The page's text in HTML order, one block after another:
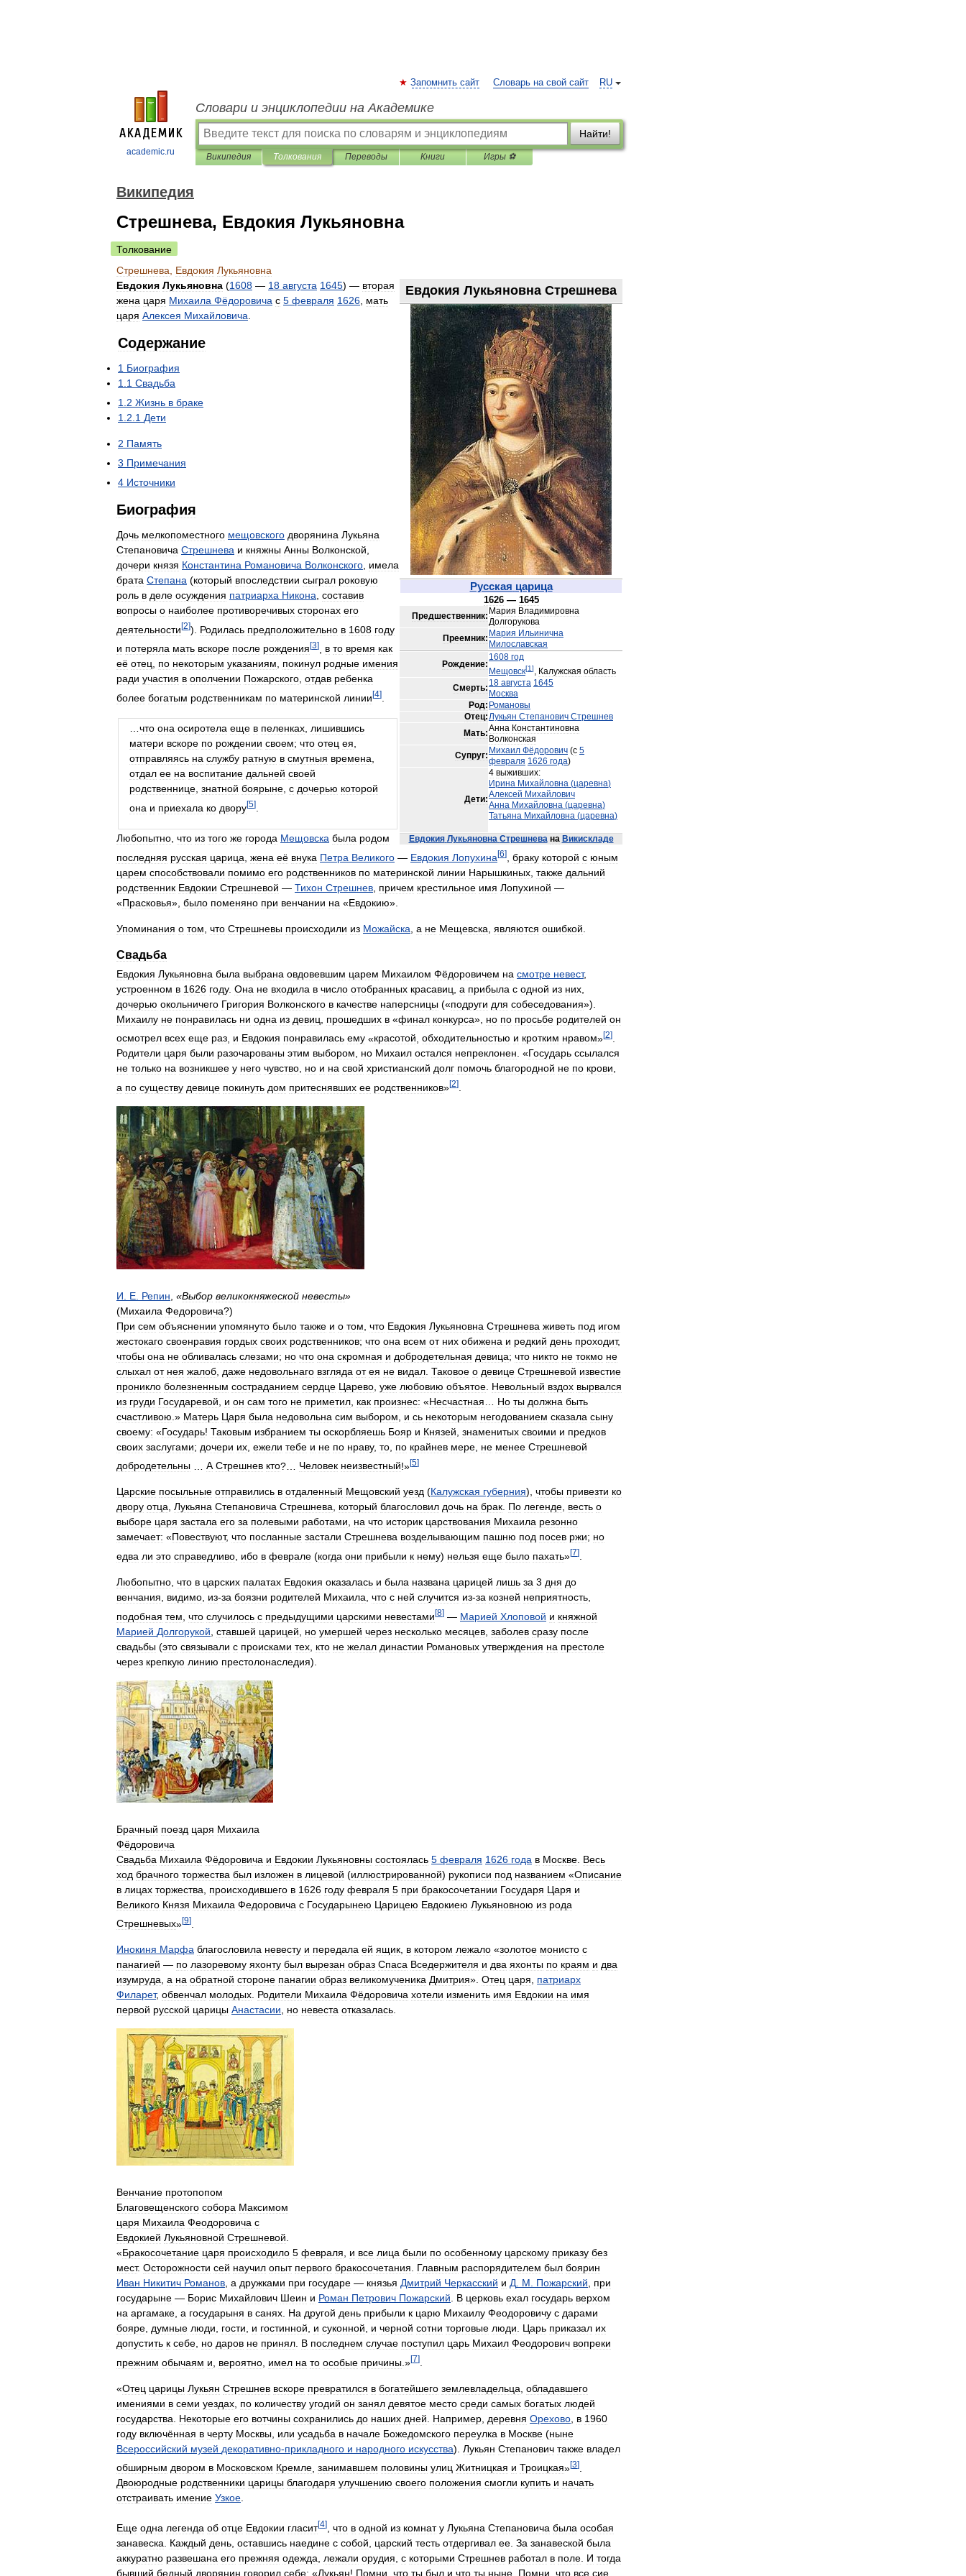
academic.ru
RU
Запомнить сайт Словарь на свой сайт
Словари и энциклопедии на Академике
Найти!
Википедия Толкования Переводы Книги Игры ⚽
Википедия
Стрешнева, Евдокия Лукьяновна
Толкование
Стрешнева
Евдокия Лукьяновна
Евдокия Лукьяновна Стрешнева
Русская царица
1626— 1645
Предшественник: Мария Владимировна
Долгорукова
Преемник: Мария Ильинична
Милославская
Рождение:
1608 год
Мещовск[1], Калужская область
Смерть: 18 августа 1645
Москва
Род: Романовы
Отец:Лукьян Степанович Стрешнев
Мать:Анна Константиновна
Волконская
Супруг: Михаил Фёдорович (с 5
февраля 1626 года)
Дети:
4 выживших:
Ирина Михайловна (царевна)
Алексей Михайлович
Анна Михайловна (царевна)
Татьяна Михайловна (царевна)
Евдокия Лукьяновна Стрешнева на Викискладе
Евдокия Лукьяновна (1608 — 18 августа 1645) — вторая
жена царя Михаила Фёдоровича с 5 февраля 1626 мать
царя Алексея Михайловича
Содержание
1 Биография
1 1 Свадьба
1 2 Жизнь в браке
1 2 1 Дети
2 Память
3 Примечания
4 Источники
Биография
Дочь мелкопоместного мещовского дворянина Лукьяна
Степановича Стрешнева и княжны Анны Волконской
дочери князя Константина Романовича Волконского имела
брата Степана (который впоследствии сыграл роковую
роль в деле осуждения патриарха Никона составив
вопросы о наиболее противоречивых сторонах его
деятельности[2]). Родилась предположительно в 1608 году
и потеряла мать вскоре после рождения[3] в то время как
её отец, по некоторым указаниям, покинул родные имения
ради участия в ополчении Пожарского, отдав ребенка
более богатым родственникам по материнской линии [4]
что она осиротела еще в пеленках лишившись
матери вскоре по рождении своем; что отец ея
отправляясь на службу ратную в смутныя времена
отдал ее на воспитание дальней своей
родственнице знатной боярыне с дочерью которой
она и приехала ко двору[5]
Любопытно что из того же города Мещовска была родом
последняя русская царица жена её внука Петра Великого — Евдокия Лопухина[6] браку которой с юным
царем способствовали помимо его родственников по материнской линии Нарышкиных также дальний
родственник Евдокии Стрешневой — Тихон Стрешнев причем крестильное имя Лопухиной —
«Прасковья», было поменяно при венчании на «Евдокию».
Упоминания о том что Стрешневы происходили из Можайска а не Мещевска являются ошибкой
Свадьба
Евдокия Лукьяновна была выбрана овдовевшим царем Михаилом Фёдоровичем на смотре невест,
устроенном в 1626 году. Она не входила в число отобранных красавиц а прибыла с одной из них
дочерью окольничего Григория Волконского в качестве наперсницы («подруги для собеседования»).
Михаилу не понравилась ни одна из девиц прошедших в «финал конкурса», но по просьбе родителей он
осмотрел всех еще раз и Евдокия понравилась ему «красотой обходительностью и кротким нравом»[2]
Родители царя были разочарованы этим выбором, но Михаил остался непреклонен. «Государь ссылался
не только на возникшее у него чувство, но и на свой христианский долг помочь благородной не по крови,
а по существу девице покинуть дом притеснявших ее родственников»[2]
И Е Репин «Выбор великокняжеской невесты»
(Михаила Федоровича?)
При сем объяснении упомянуто было также и о том что Евдокия Лукьяновна Стрешнева живеть под игом
жестокаго своенравия гордых своих родственников; что она всем от них обижена и редкий день проходит,
чтобы она не обливалась слезами; но что она скромная и добродетельная девица; что никто не токмо не
слыхал от нея жалоб даже недовольнаго взгляда от ея не видал Таковое о девице Стрешневой известие
проникло болезненным состраданием сердце Царево уже любовию объятое Невольный вздох вырвался
из груди Государевой и он сам того не приметил как произнес: «Несчастная Но ты должна быть
счастливою .» Матерь Царя была недовольна сим выбором и сь некоторым негодованием сказала сыну
своему: «Государь! Таковым избранием ты оскорбляешь Бояр и Князей знаменитых своими и предков
своих заслугами; дочери их ежели тебе и не по нраву, то по крайнев мере не менее Стрешневой
добродетельны
А Стрешнев кто?… Человек неизвестный!»[5]
Царские посыльные отправились в отдаленный Мещовский уезд (Калужская губерния), чтобы привезти ко
двору отца, Лукьяна Степановича Стрешнева, который благословил дочь на брак. По легенде, весть о
выборе царя застала его за полевыми работами, на что историк царствования Михаила резонно
замечает: «Повествуют, что посланные застали Стрешнева возделывающим пашню под посев ржи; но
едва ли это справедливо ибо в феврале (когда они прибыли к нему) нельзя еще было пахать»[7]
Любопытно что в царских палатах Евдокия оказалась и была названа царицей лишь за 3 дня до
венчания
видимо из-за боязни родителей Михаила что с ней случится из-за козней неприятность
подобная тем что случилось с предыдущими царскими невестами[8] — Марией Хлоповой и княжной
Марией Долгорукой ставшей царицей но умершей через несколько месяцев заболев сразу после
свадьбы (это связывали с происками тех кто не желал династии Романовых утверждения на престоле
через крепкую линию престолонаследия).
Брачный поезд царя Михаила
Фёдоровича
Свадьба Михаила Фёдоровича и Евдокии Лукьяновны состоялась 5 февраля 1626 года в Москве Весь
ход брачного торжества был изложен в лицевой (иллюстрированной) рукописи под названием «Описание
в лицах торжества происходившего в 1626 году февраля 5 при бракосочетании Государя Царя и
Великого Князя Михаила Федоровича с Государынею Царицею Евдокиею Лукьяновною из рода
Стрешневых»[9]
Инокиня Марфа благословила невесту и передала ей ящик, в котором лежало «золотое монисто с
панагией — по лазоревому яхонту был вырезан образ Спаса Вседержителя и два яхонты по краям и два
изумруда, а на обратной стороне панагии образ великомученика Дмитрия». Отец царя, патриарх
Филарет, обвенчал молодых. Родители Михаила Фёдоровича хотели изменить имя Евдокии на имя
первой русской царицы Анастасии, но невеста отказалась.
Венчание протопопом
Благовещенского собора Максимом
царя Михаила Феодоровича с
Евдокией Лукьяновной Стрешневой
«Бракосочетание царя происходило 5 февраля и все лица были по особенному царскому приказу без
мест. Осторожности сей научил опыт первого бракосочетания Главным распорядителем был боярин
Иван Никитич Романов а дружками при государе — князья Дмитрий Черкасский и Д М Пожарский
при
государыне — Борис Михайлович Шеин и Роман Петрович Пожарский В церковь ехал государь верхом
на аргамаке а государыня в санях На другой день прибыли к царю Михаилу Феодоровичу с дарами
бояре думные люди гости и гостинной и суконной и черной сотни торговые люди Царь приказал их
допустить к себе но даров не принял В последнем случае поступил царь Михаил Феодорович вопреки
прежним обычаям и вероятно имел на то особые причины .»[7]
«Отец царицы Лукьян Стрешнев вскоре превратился в богатейшего землевладельца обладавшего
имениями в семи уездах по количеству угодий он занял девятое место среди самых богатых людей
государства
Некоторые его вотчины сохранились до наших дней Например деревня Орехово в 1960
году включённая в черту Москвы или усадьба в начале Божедомского переулка в Москве (ныне
Всероссийский музей декоративно-прикладного и народного искусства). Лукьян Степанович также владел
обширным двором в Московском Кремле занимавшем половины улиц Житницкая и Троицкая»[3]
Двоюродные родственники царицы благодаря улучшению своего положения смогли купить и начать
отстраивать имение Узкое.
Еще одна легенда об отце Евдокии гласит[4] что в одной из комнат у Лукьяна Степановича была особая
занавеска
Каждый день оставшись наедине с собой царский тесть отдергивал ее За занавеской была
аккуратно развешана его прежняя одежда лежали орудия с которыми Стрешнев работал в поле И тогда
бывший бедный дворянин говорил себе: «Лукьян! Помни что ты был и что ты ныне Помни что все сие